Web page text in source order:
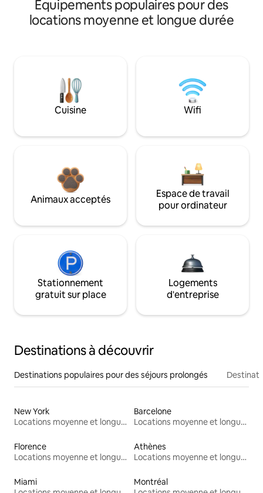
Équipements populaires pour des
locations moyenne et longue durée
Cuisine Wifi
Animaux acceptés
Espace de travail
pour ordinateur
Stationnement
gratuit sur place
Logements
d'entreprise
Destinations à découvrir
Destinations populaires pour des séjours prolongés
New York
Locations moyenne et longue durée
Barcelone
Locations moyenne et longue durée
Florence
Locations moyenne et longue durée
Athènes
Locations moyenne et longue durée
Miami
Montréal